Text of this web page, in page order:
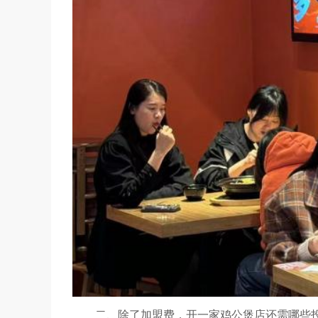
二、除了加盟费，开一家鸡公煲店还需哪些